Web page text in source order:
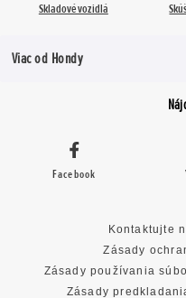
Skladové vozidlá
Viac od Hondy
Facebook
Kontaktujte
Zásady
Zásady používania
Zásady